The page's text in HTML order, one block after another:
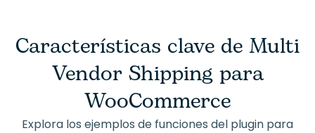
Características clave de Multi
Vendor Shipping para
WooCommerce
Explora los ejemplos de funciones del plugin para